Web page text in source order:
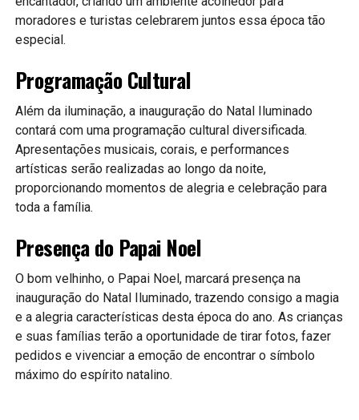
moradores e turistas celebrarem juntos essa época tão
especial.
Programação Cultural
Além da iluminação, a inauguração do Natal Iluminado
contará com uma programação cultural diversificada.
Apresentações musicais, corais, e performances
artísticas serão realizadas ao longo da noite,
proporcionando momentos de alegria e celebração para
toda a família.
Presença do Papai Noel
O bom velhinho, o Papai Noel, marcará presença na
inauguração do Natal Iluminado, trazendo consigo a magia
e a alegria características desta época do ano. As crianças
e suas famílias terão a oportunidade de tirar fotos, fazer
pedidos e vivenciar a emoção de encontrar o símbolo
máximo do espírito natalino.